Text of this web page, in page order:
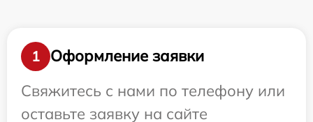
1
Оформление заявки
Свяжитесь с нами по телефону или
оставьте заявку на сайте